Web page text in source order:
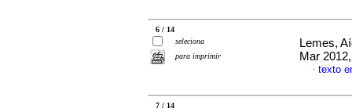
6 / 14
seleciona
para imprimir
Lemes,
Mar
· texto
7 / 14